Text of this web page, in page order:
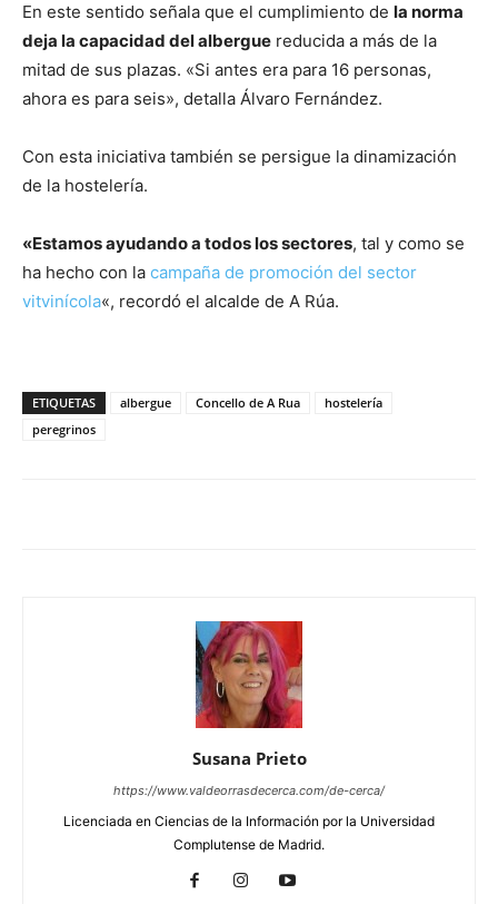
En este sentido señala que el cumplimiento de la norma
deja la capacidad del albergue reducida a más de la
mitad de sus plazas. «Si antes era para 16 personas,
ahora es para seis», detalla Álvaro Fernández.
Con esta iniciativa también se persigue la dinamización
de la hostelería.
«Estamos ayudando a todos los sectores, tal y como se
ha hecho con la campaña de promoción del sector
vitvinícola«, recordó el alcalde de A Rúa.
ETIQUETAS albergue Concello de A Rua
hostelería
peregrinos
Susana Prieto
https://www.valdeorrasdecerca.com/de-cerca/
Licenciada en Ciencias de la Información por la Universidad
Complutense de Madrid.